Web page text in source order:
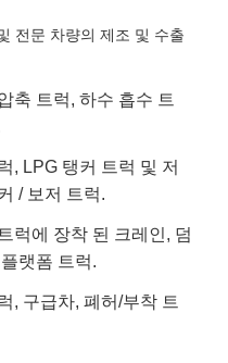
전문 차량의 제조 및 수출
축 트럭, 하수 흡수 트
, LPG 탱커 트럭 및 저
/ 보저 트럭.
럭에 장착 된 크레인, 덤
랫폼 트럭.
, 구급차, 폐허/부착 트